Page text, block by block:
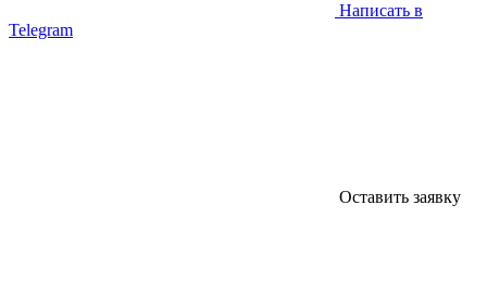
Написать в
Telegram
Оставить заявку